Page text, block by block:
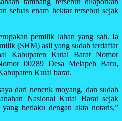
seluas enam hektar tersebut sejak
pemilik lahan yang sah. Ia
(SHM) asli yang sudah terdaftar
Kabupaten Kutai Barat Nomor
00289 Desa Melapeh Baru,
Kutai barat.
dari nenenk moyang, dan sudah
Nasional Kutai Barat sejak
berlaku dengan akta notaris,”